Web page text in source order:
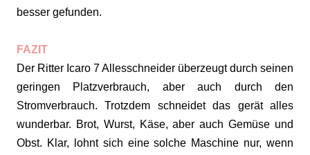
besser gefunden.
FAZIT
Der Ritter Icaro 7 Allesschneider überzeugt durch seinen
geringen Platzverbrauch, aber auch durch den
Stromverbrauch. Trotzdem schneidet das gerät alles
wunderbar. Brot, Wurst, Käse, aber auch Gemüse und
Obst. Klar, lohnt sich eine solche Maschine nur, wenn